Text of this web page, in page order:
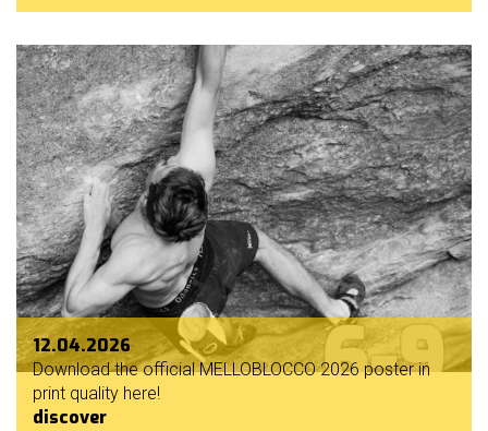
12.04.2026
Download the official MELLOBLOCCO 2026 poster in
print quality here!
discover